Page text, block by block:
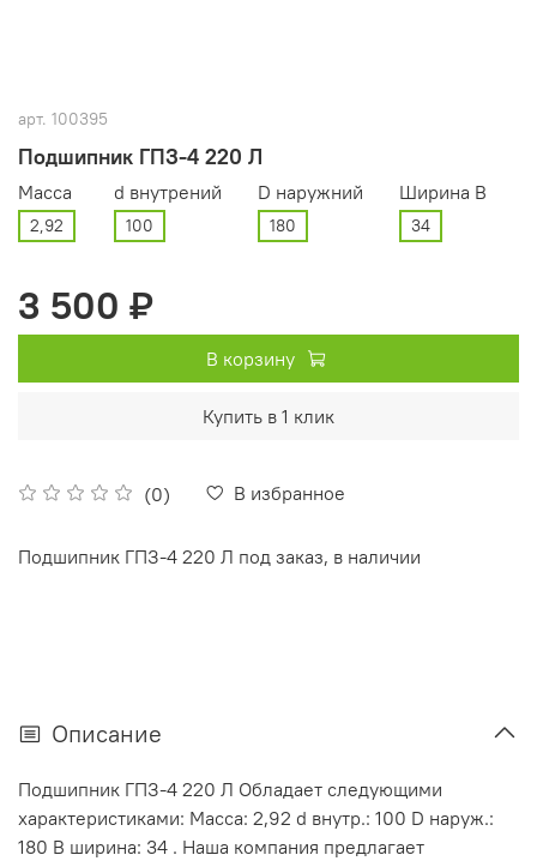
арт. 100395
Подшипник ГПЗ-4 220 Л
(0) В избранное
Масса
2,92
d внутрений
100
D наружний
180
Ширина В
34
3 500 ₽
В корзину
Купить в 1 клик
Подшипник ГПЗ-4 220 Л под заказ, в наличии
Описание
Подшипник ГПЗ-4 220 Л Обладает следующими
характеристиками: Масса: 2,92 d внутр.: 100 D наруж.:
180 В ширина: 34 . Наша компания предлагает